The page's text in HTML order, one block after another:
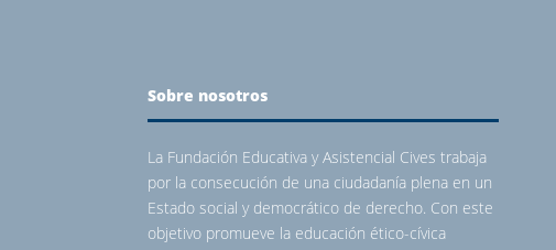
Sobre nosotros
La Fundación Educativa y Asistencial Cives trabaja
por la consecución de una ciudadanía plena en un
Estado social y democrático de derecho. Con este
objetivo promueve la educación ético-cívica